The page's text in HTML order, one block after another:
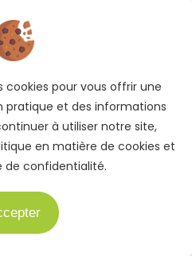
cookies pour vous offrir une
pratique et des informations
à utiliser notre site,
en matière de cookies et
de confidentialité.